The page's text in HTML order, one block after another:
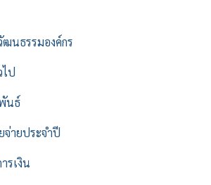
ฒนธรรมองค์กร
ป
นธ์
ายประจำปี
รเงิน